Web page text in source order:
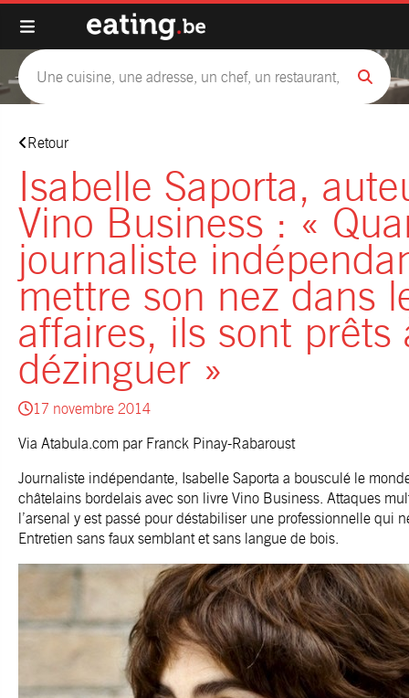
Retour
Isabelle Saporta,
Vino Business : «
journaliste
mettre son nez dans
affaires, ils sont prêts
dézinguer »
17 novembre 2014
Via Atabula.com par Franck Pinay-Rabaroust
Journaliste indépendante, Isabelle Saporta a bousculé le
châtelains bordelais avec son livre Vino Business. Attaques
l’arsenal y est passé pour déstabiliser une professionnelle qui
Entretien sans faux semblant et sans langue de bois.